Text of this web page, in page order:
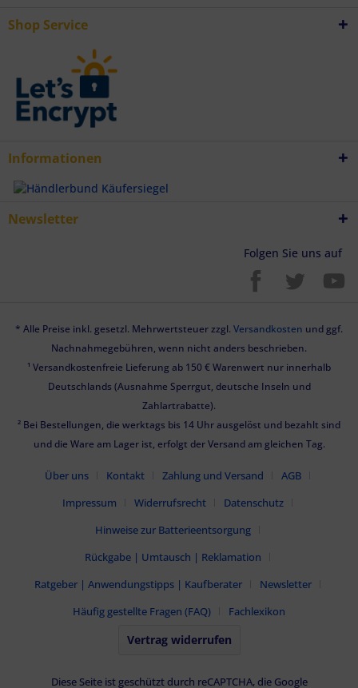
Shop Service
Informationen
Newsletter
Folgen Sie uns auf
* Alle Preise inkl. gesetzl. Mehrwertsteuer zzgl. Versandkosten und ggf.
Nachnahmegebühren, wenn nicht anders beschrieben.
¹ Versandkostenfreie Lieferung ab 150 € Warenwert nur innerhalb
Deutschlands (Ausnahme Sperrgut, deutsche Inseln und
Zahlartrabatte).
² Bei Bestellungen, die werktags bis 14 Uhr ausgelöst und bezahlt sind
und die Ware am Lager ist, erfolgt der Versand am gleichen Tag.
Über uns Kontakt Zahlung und Versand
AGB
Impressum
Widerrufsrecht
Datenschutz
Hinweise zur Batterieentsorgung
Rückgabe | Umtausch | Reklamation
Ratgeber | Anwendungstipps | Kaufberater
Newsletter
Häufig gestellte Fragen (FAQ)
Fachlexikon
Vertrag widerrufen
Diese Seite ist geschützt durch reCAPTCHA, die Google